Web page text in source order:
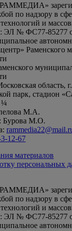
по надзору в
и
ЭЛ № ФС77-85277
Раменского
область, г.
парк, стадион
¼
М.А.
Бурова М.О.
12-67
материалов
персональных
по надзору в
и
ЭЛ № ФС77-85277